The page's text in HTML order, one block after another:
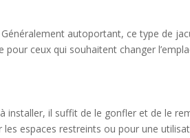
autoportant, ce type de
ceux qui souhaitent changer
il suffit de le gonfler et de le
espaces restreints ou pour une